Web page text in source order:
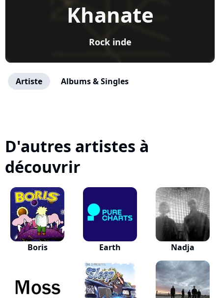
Khanate
Rock inde
Artiste Albums & Singles
D'autres artistes à
découvrir
Boris Earth Nadja